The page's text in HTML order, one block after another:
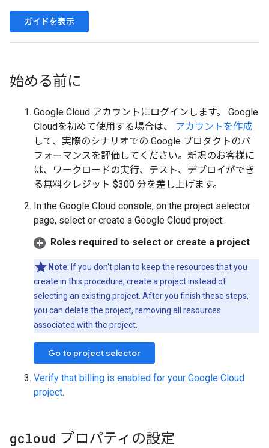
ガイドを表示
始める前に
Google Cloud アカウントにログインします。 Google
Cloudを初めて使用する場合は、
アカウントを作成
して、実際のシナリオでの Google プロダクトのパ
フォーマンスを評価してください。新規のお客様に
は、ワークロードの実行、テスト、デプロイができ
る無料クレジット $300 分を差し上げます。
In the Google Cloud console, on the project selector
page, select or create a Google Cloud project.
Roles required to select or create a project
Note: If you don't plan to keep the resources that you
create in this procedure, create a project instead of
selecting an existing project. After you finish these steps,
you can delete the project, removing all resources
associated with the project.
Go to project selector
Verify that billing is enabled for your Google Cloud
project.
gcloud プロパティの設定